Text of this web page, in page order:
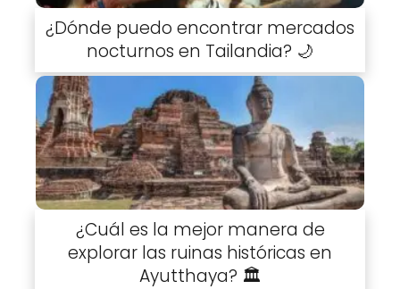
¿Dónde puedo encontrar mercados
nocturnos en Tailandia? 🌙
¿Cuál es la mejor manera de
explorar las ruinas históricas en
Ayutthaya? 🏛️